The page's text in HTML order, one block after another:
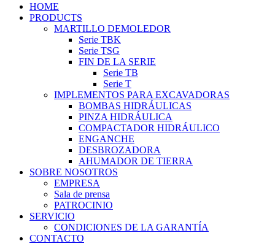
HOME
PRODUCTS
MARTILLO DEMOLEDOR
Serie TBK
Serie TSG
FIN DE LA SERIE
Serie TB
Serie T
IMPLEMENTOS PARA EXCAVADORAS
BOMBAS HIDRÁULICAS
PINZA HIDRÁULICA
COMPACTADOR HIDRÁULICO
ENGANCHE
DESBROZADORA
AHUMADOR DE TIERRA
SOBRE NOSOTROS
EMPRESA
Sala de prensa
PATROCINIO
SERVICIO
CONDICIONES DE LA GARANTÍA
CONTACTO